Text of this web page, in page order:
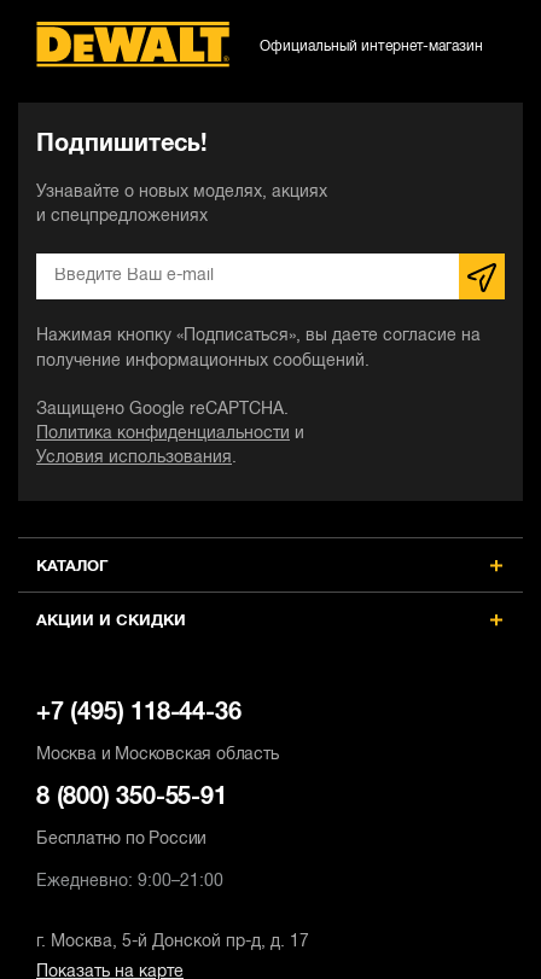
КАТАЛОГ
АКЦИИ И СКИДКИ
Подпишитесь!
Узнавайте о новых моделях, акциях
и спецпредложениях
Нажимая кнопку «Подписаться», вы даете согласие на
получение информационных сообщений.
Защищено Google reCAPTCHA.
Политика конфиденциальности и
Условия использования.
Официальный интернет-магазин
+7 (495) 118-44-36
Москва и Московская область
8 (800) 350-55-91
Бесплатно по России
Ежедневно: 9:00–21:00
г. Москва, 5-й Донской пр-д, д. 17
Показать на карте